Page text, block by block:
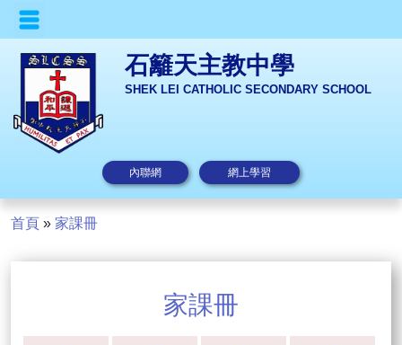
石籬天主教中學
SHEK LEI CATHOLIC SECONDARY SCHOOL
內聯網 網上學習
首頁 » 家課冊
家課冊